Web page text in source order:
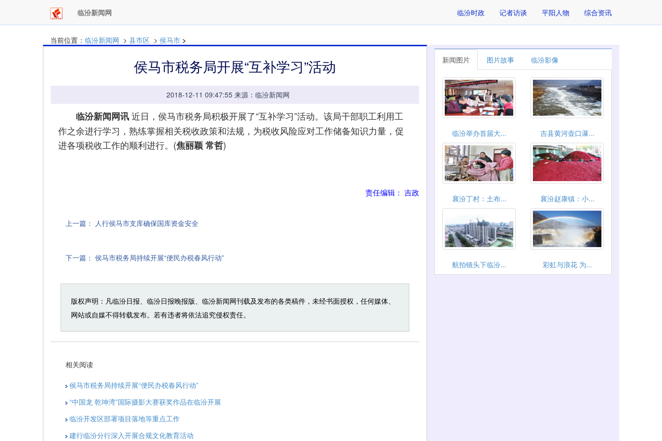
临汾新闻网 临汾时政 记者访谈 平阳人物 综合资讯
当前位置： 临汾新闻网 > 县市区 > 侯马市 >
侯马市税务局开展“互补学习”活动
2018-12-11 09:47:55 来源：临汾新闻网
临汾新闻网讯近日，侯马市税务局积极开展了“互补学习”活动。该局干部职工利用工
作之余进行学习，熟练掌握相关税收政策和法规，为税收风险应对工作储备知识力量，促
进各项税收工作的顺利进行。(焦丽颖 常哲)
责任编辑： 吉政
上一篇： 人行侯马市支库确保国库资金安全
下一篇： 侯马市税务局持续开展“便民办税春风行动”
版权声明：凡临汾日报、临汾日报晚报版、临汾新闻网刊载及发布的各类稿件，未经书面授权，任何媒体、
网站或自媒不得转载发布。若有违者将依法追究侵权责任。
相关阅读
侯马市税务局持续开展“便民办税春风行动”
“中国龙 乾坤湾”国际摄影大赛获奖作品在临汾开展
临汾开发区部署项目落地等重点工作
建行临汾分行深入开展合规文化教育活动
新闻图片 图片故事 临汾影像
临汾举办首届大... 吉县黄河壶口瀑...
襄汾丁村：土布... 襄汾赵康镇：小...
航拍镜头下临汾... 彩虹与浪花 为...